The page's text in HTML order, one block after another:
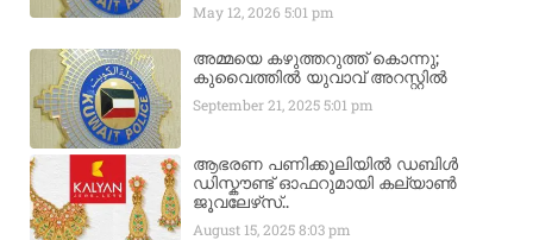
May 12, 20265:01 pm
അമ്മയെ കഴുത്തറുത്ത് കൊന്നു;
കുവൈത്തിൽ യുവാവ് അറസ്റ്റിൽ
September 21, 20255:01 pm
ആഭരണ പണിക്കൂലിയിൽ ഡബിൾ
ഡിസ്കൗണ്ട് ഓഫറുമായി കല്യാൺ
ജൂവലേഴ്‌സ്..
August 15, 20258:03 pm